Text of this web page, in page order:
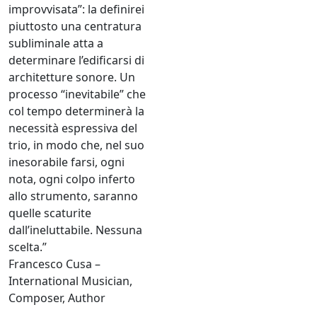
improvvisata”: la definirei
piuttosto una centratura
subliminale atta a
determinare l’edificarsi di
architetture sonore. Un
processo “inevitabile” che
col tempo determinerà la
necessità espressiva del
trio, in modo che, nel suo
inesorabile farsi, ogni
nota, ogni colpo inferto
allo strumento, saranno
quelle scaturite
dall’ineluttabile. Nessuna
scelta.”
Francesco Cusa –
International Musician,
Composer, Author